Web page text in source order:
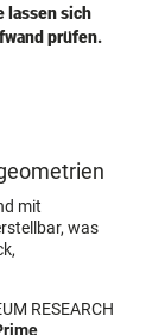
lassen sich
prüfen.
mit
was
RESEARCH